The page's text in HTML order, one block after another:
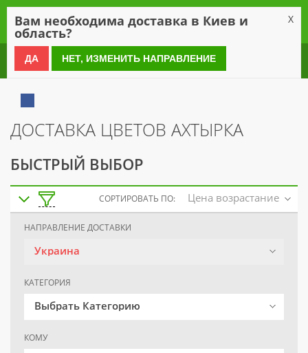
0 800 21 54 55
ДОСТАВКА ЦВЕТОВ АХТЫРКА
БЫСТРЫЙ ВЫБОР
СОРТИРОВАТЬ ПО: Цена возрастание
НАПРАВЛЕНИЕ ДОСТАВКИ
Украина
КАТЕГОРИЯ
Выбрать Категорию
КОМУ
Вам необходима доставка в Киев и
область?
X
ДА НЕТ, ИЗМЕНИТЬ НАПРАВЛЕНИЕ